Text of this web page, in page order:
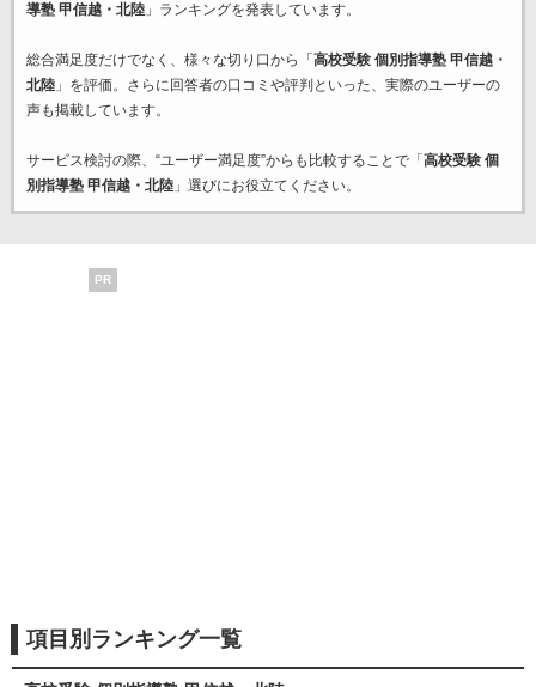
導塾 甲信越・北陸」ランキングを発表しています。
総合満足度だけでなく、様々な切り口から「 高校受験 個別指導塾 甲信越・
北陸」を評価。さらに回答者の口コミや評判といった、実際のユーザーの
声も掲載しています。
サービス検討の際、“ユーザー満足度”からも比較することで「 高校受験 個
別指導塾 甲信越・北陸」選びにお役立てください。
PR
項目別ランキング一覧